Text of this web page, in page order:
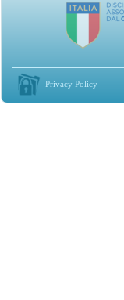
Privacy Policy